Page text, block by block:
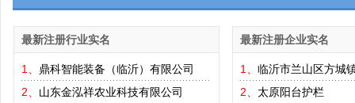
最新注册行业实名
1、 鼎科智能装备（临沂）有限公司
2、 山东金泓祥农业科技有限公司
最新注册企业实名
1、 临沂市兰山区方城
2、 太原阳台护栏